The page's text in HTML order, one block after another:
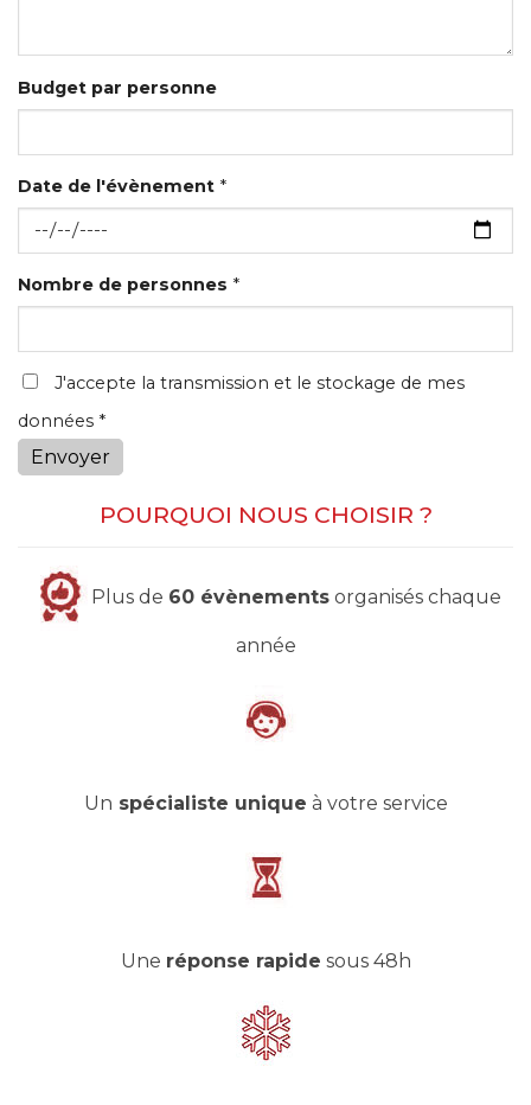
Budget par personne
Date de l'évènement *
Nombre de personnes *
J'accepte la transmission et le stockage de mes
données *
Envoyer
POURQUOI NOUS CHOISIR ?
Plus de 60 évènementsorganisés chaque
année
Un spécialiste unique à votre service
Une réponse rapide sous 48h